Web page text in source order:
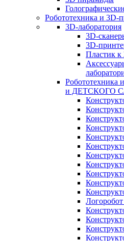
Робототехника и 3D-
3D-лаборатория
3D-
3D-
Пластик к
и ДЕТСКОГО